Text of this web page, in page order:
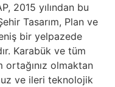
2015 yılından bu
Tasarım, Plan ve
bir yelpazede
Karabük ve tüm
olmaktan
ve ileri teknolojik